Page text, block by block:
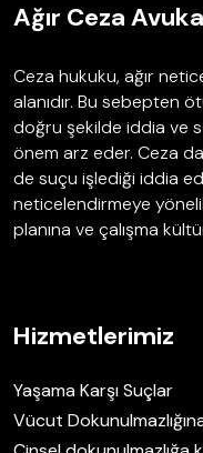
Ağır Ceza
Ceza hukuku, ağır
alanıdır. Bu sebepten
doğru şekilde iddia ve
önem arz eder. Ceza
de suçu işlediği iddia
neticelendirmeye
planına ve çalışma
Hizmetlerimiz
Yaşama Karşı Suçlar
Vücut